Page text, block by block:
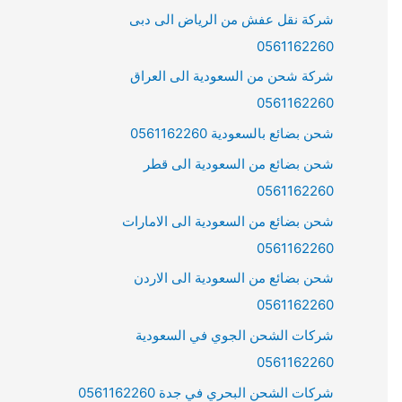
شركة نقل عفش من الرياض الى دبى
0561162260
شركة شحن من السعودية الى العراق
0561162260
شحن بضائع بالسعودية 0561162260
شحن بضائع من السعودية الى قطر
0561162260
شحن بضائع من السعودية الى الامارات
0561162260
شحن بضائع من السعودية الى الاردن
0561162260
شركات الشحن الجوي في السعودية
0561162260
شركات الشحن البحري في جدة 0561162260